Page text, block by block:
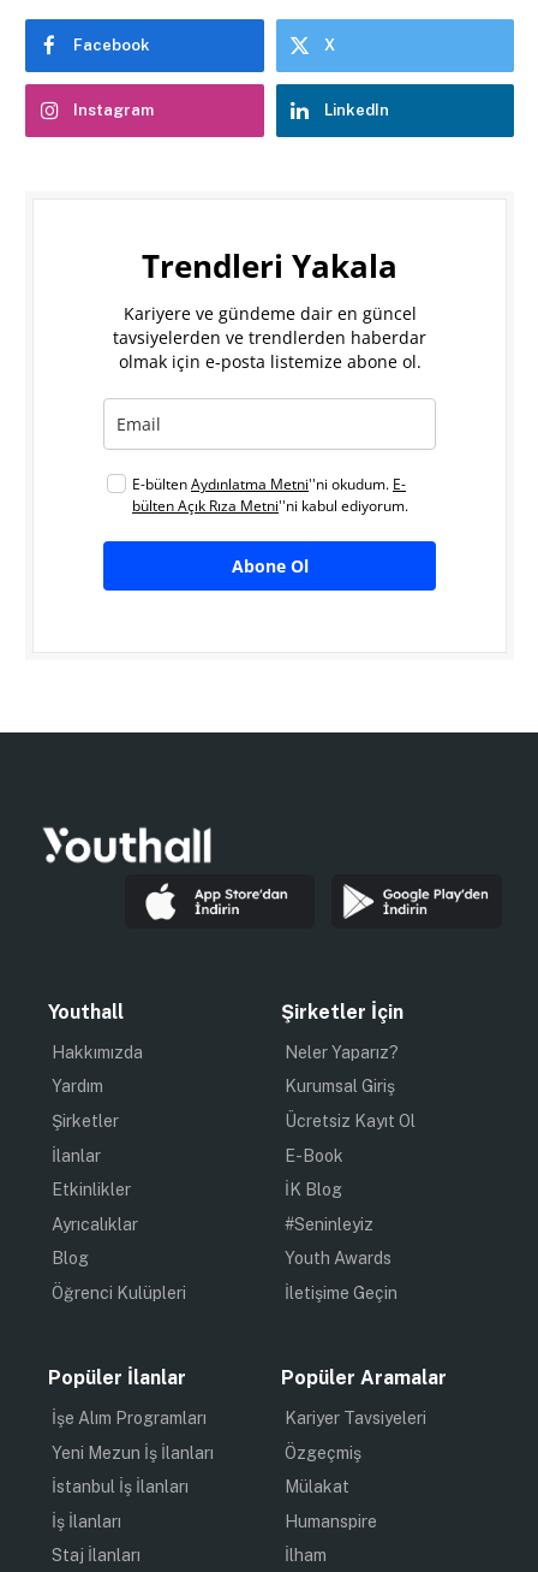
Facebook X
Instagram LinkedIn
Trendleri Yakala
Kariyere ve gündeme dair en güncel
tavsiyelerden ve trendlerden haberdar
olmak için e-posta listemize abone ol.
E-bültenAydınlatma Metni''ni okudum. E-
bülten Açık Rıza Metni''ni kabul ediyorum.
Abone Ol
Youthall
Hakkımızda
Yardım
Şirketler
İlanlar
Etkinlikler
Ayrıcalıklar
Blog
Öğrenci Kulüpleri
Şirketler İçin
Neler Yaparız?
Kurumsal Giriş
Ücretsiz Kayıt Ol
E-Book
İK Blog
#Seninleyiz
Youth Awards
İletişime Geçin
Popüler İlanlar
İşe Alım Programları
Yeni Mezun İş İlanları
İstanbul İş İlanları
İş İlanları
Staj İlanları
Popüler Aramalar
Kariyer Tavsiyeleri
Özgeçmiş
Mülakat
Humanspire
İlham